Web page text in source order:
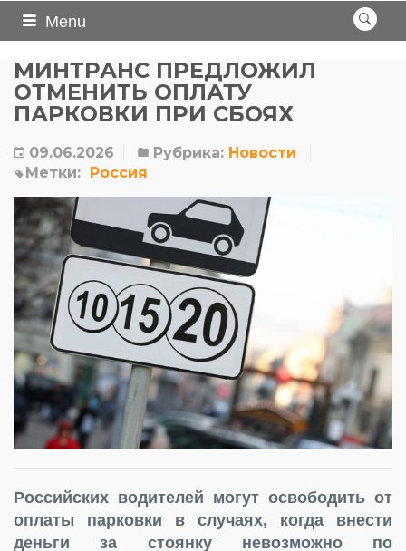
Menu
МИНТРАНС ПРЕДЛОЖИЛ
ОТМЕНИТЬ ОПЛАТУ
ПАРКОВКИ ПРИ СБОЯХ
09.06.2026 Рубрика: Новости
Метки: Россия
Российских водителей могут освободить от
оплаты парковки в случаях, когда внести
деньги за стоянку невозможно по